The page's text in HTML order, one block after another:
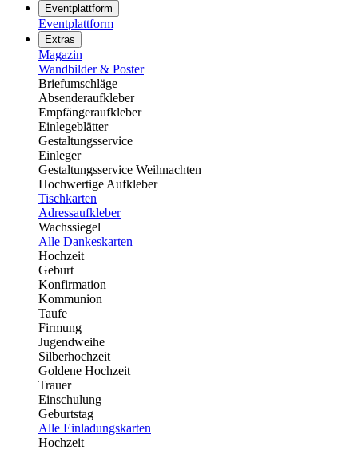
Eventplattform
Eventplattform
Extras
Magazin
Wandbilder & Poster
Briefumschläge
Absenderaufkleber
Empfängeraufkleber
Einlegeblätter
Gestaltungsservice
Einleger
Gestaltungsservice Weihnachten
Hochwertige Aufkleber
Tischkarten
Adressaufkleber
Wachssiegel
Alle Dankeskarten
Hochzeit
Geburt
Konfirmation
Kommunion
Taufe
Firmung
Jugendweihe
Silberhochzeit
Goldene Hochzeit
Trauer
Einschulung
Geburtstag
Alle Einladungskarten
Hochzeit